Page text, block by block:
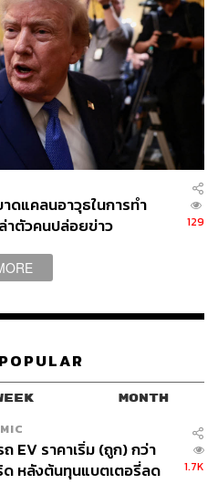
ยู่ในพื้นที่ ควรหลีกเลี่ยงบริเวณ
าร ติดตามประกาศท้องถิ่น
ดินทาง และเตรียมความ
ง อุปกรณ์ชาร์จไฟ และแจ้ง
เดินทางล่าสุด เพื่อความ
ปเดตข้อมูลสม่ำเสมอ
รถเปลี่ยนแปลงได้ภายในไม่กี่
ลายแหล่งข่าวที่เชื่อถือได้จะ
เกินความจำเป็น
ศ
ประกันการเดินทาง
Etihad Airways
ดแคลนอาวุธในการทำ
าตัวคนปล่อยข่าว
129
MONTH
EV ราคาเริ่ม (ถูก) กว่า
ด หลังต้นทุนแบตเตอรี่ลด
1.7K